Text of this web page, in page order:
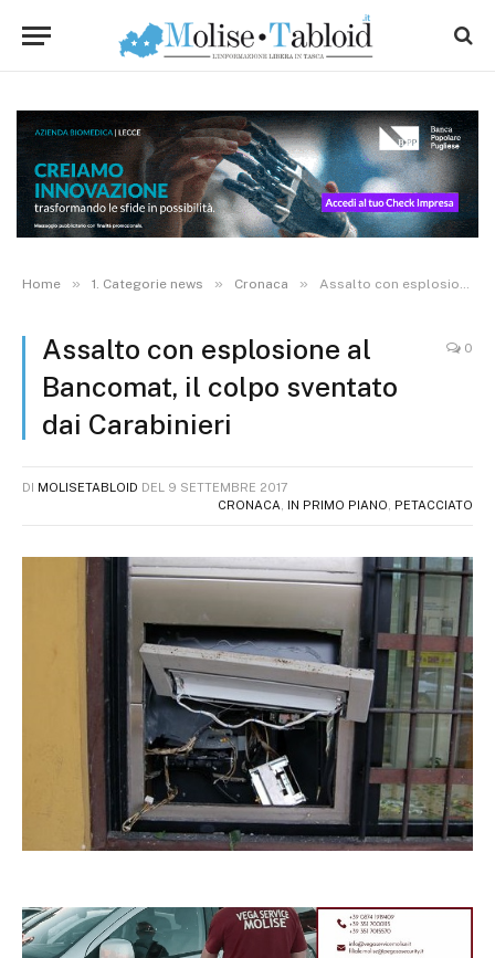
Home » 1. Categorie news » Cronaca » Assalto con esplosione al Bancomat, il colpo sventato dai Carabinieri
Assalto con esplosione al
Bancomat, il colpo sventato
dai Carabinieri
0
DI MOLISETABLOID DEL 9 SETTEMBRE 2017
CRONACA
IN PRIMO PIANO PETACCIATO